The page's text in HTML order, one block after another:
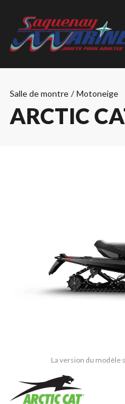
Salle de montre / Motoneige
ARCTIC
La version du modèle